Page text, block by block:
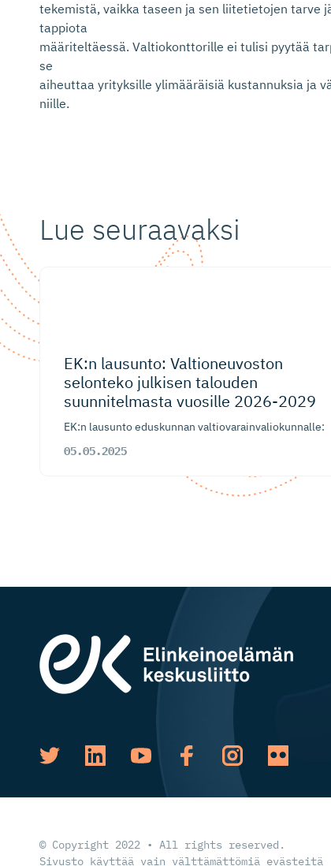
tekemistä, vaikka taseen ja sen liitetietojen tarve
tappiota
määriteltäessä. Valtiokonttorille ei tulisi pyytää
se
aiheuttaa yrityksille ylimääräisiä kustannuksia ja
niille.
Lue seuraavaksi
EK:n lausunto: Valtioneu­voston
selonteko julkisen talouden
suunnitelmasta vuosille 2026-2029
EK:n lausunto eduskunnan valtiovarainvaliokunnalle:
05.05.2025
© Copyright 2022 • All rights reserved.
Sivusto käyttää vain välttämättömiä evästeitä